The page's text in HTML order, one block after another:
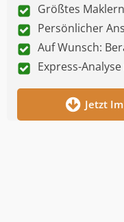
Größtes
Persönlicher
Auf Wunsch:
Express-
Jetzt